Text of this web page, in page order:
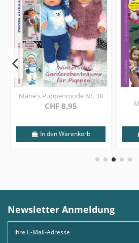
Marie's Puppenmode Nr. 38
CHF 8,95
In den Warenkorb
Newsletter Anmeldung